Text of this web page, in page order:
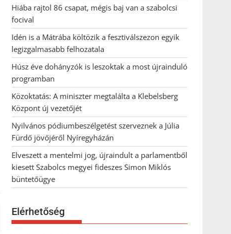
Hiába rajtol 86 csapat, mégis baj van a szabolcsi
focival
Idén is a Mátrába költözik a fesztiválszezon egyik
legizgalmasabb felhozatala
Húsz éve dohányzók is leszoktak a most újrainduló
programban
Közoktatás: A miniszter megtalálta a Klebelsberg
Központ új vezetőjét
Nyilvános pódiumbeszélgetést szerveznek a Júlia
Fürdő jövőjéről Nyíregyházán
Elveszett a mentelmi jog, újraindult a parlamentből
kiesett Szabolcs megyei fideszes Simon Miklós
büntetőügye
Elérhetőség